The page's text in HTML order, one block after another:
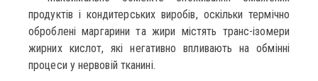
продуктів і кондитерських виробів, оскільки термічно
оброблені маргарини та жири містять транс-ізомери
жирних кислот, які негативно впливають на обмінні
процеси у нервовій тканині.